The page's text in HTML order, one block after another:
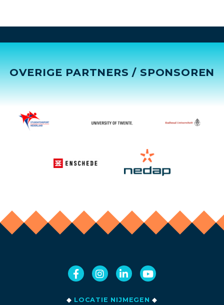
OVERIGE PARTNERS / SPONSOREN
◆ LOCATIE NIJMEGEN ◆